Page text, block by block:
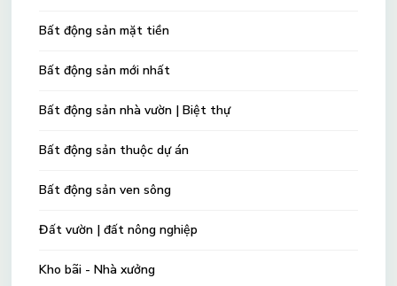
Bất động sản mặt tiền
Bất động sản mới nhất
Bất động sản nhà vườn | Biệt thự
Bất động sản thuộc dự án
Bất động sản ven sông
Đất vườn | đất nông nghiệp
Kho bãi - Nhà xưởng